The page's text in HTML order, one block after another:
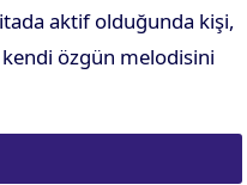
aktif olduğunda kişi,
özgün melodisini